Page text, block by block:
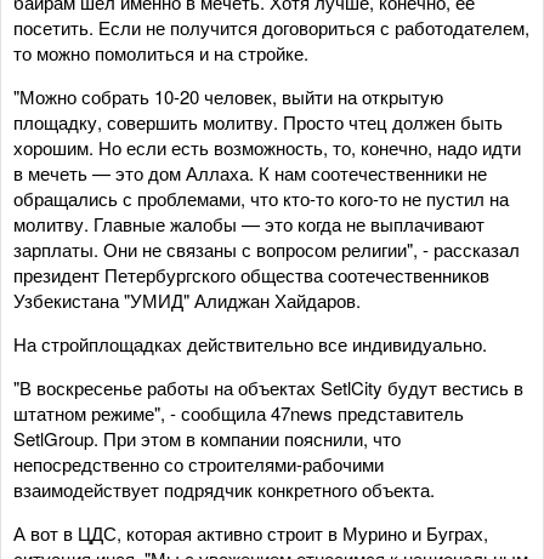
посетить. Если не получится договориться с работодателем,
то можно помолиться и на стройке.
"Можно собрать 10-20 человек, выйти на открытую
площадку, совершить молитву. Просто чтец должен быть
хорошим. Но если есть возможность, то, конечно, надо идти
в мечеть — это дом Аллаха. К нам соотечественники не
обращались с проблемами, что кто-то кого-то не пустил на
молитву. Главные жалобы — это когда не выплачивают
зарплаты. Они не связаны с вопросом религии", - рассказал
президент Петербургского общества соотечественников
Узбекистана "УМИД" Алиджан Хайдаров.
На стройплощадках действительно все индивидуально.
"В воскресенье работы на объектах SetlCity будут вестись в
штатном режиме", - сообщила 47news представитель
SetlGroup. При этом в компании пояснили, что
непосредственно со строителями-рабочими
взаимодействует подрядчик конкретного объекта.
А вот в ЦДС, которая активно строит в Мурино и Буграх,